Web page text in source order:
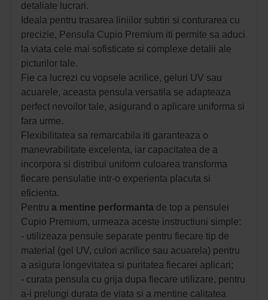
detaliate lucrari.
Ideala pentru trasarea liniilor subtiri si conturarea cu
precizie, Pensula Cupio Premium iti permite sa aduci
la viata cele mai sofisticate si complexe detalii ale
picturilor tale.
Fie ca lucrezi cu vopsele acrilice, geluri UV sau
acuarele, aceasta pensula versatila se adapteaza
perfect nevoilor tale, asigurand o aplicare uniforma si
fara urme.
Flexibilitatea sa remarcabila iti garanteaza o
manevrabilitate excelenta, iar capacitatea de a
incorpora si distribui uniform culoarea transforma
fiecare pensulatie intr-o experienta placuta si
eficienta.
Pentru a mentine performanta de top a pensulei
Cupio Premium, urmeaza aceste instructiuni simple:
- utilizeaza pensule separate pentru fiecare tip de
material (gel UV, culori acrilice sau acuarela) pentru
a asigura longevitatea si puritatea fiecarei aplicari;
- curata pensula cu grija dupa fiecare utilizare, pentru
a-i prelungi durata de viata si a mentine calitatea